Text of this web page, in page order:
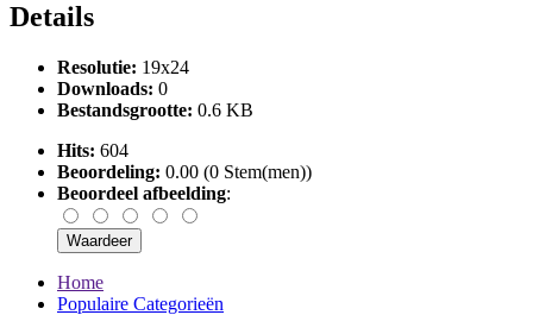
Details
Resolutie: 19x24
Downloads: 0
Bestandsgrootte: 0.6 KB
Hits: 604
Beoordeling: 0.00 (0 Stem(men))
Beoordeel afbeelding:
Home
Populaire Categorieën